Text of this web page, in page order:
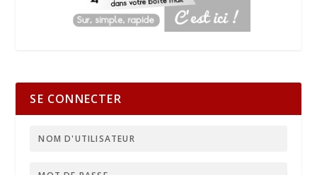
SE CONNECTER